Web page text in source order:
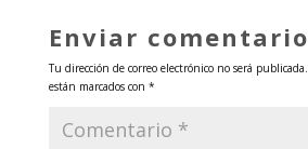
Enviar comentario
Tu dirección de correo electrónico no será publicada.
están marcados con *